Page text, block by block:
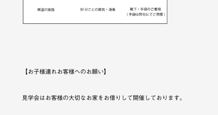
【お子様連れお客様へのお願い】
見学会はお客様の大切なお家をお借りして開催しております。